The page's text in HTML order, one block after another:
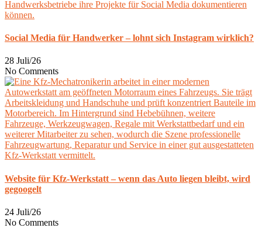
Social Media für Handwerker – lohnt sich Instagram wirklich?
28 Juli/26
No Comments
Website für Kfz-Werkstatt – wenn das Auto liegen bleibt, wird
gegoogelt
24 Juli/26
No Comments